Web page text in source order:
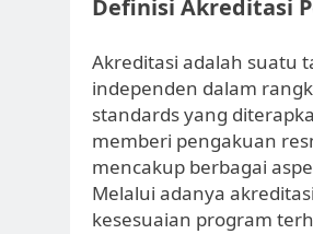
Definisi Akreditasi
Akreditasi adalah suatu
independen dalam
standards yang
memberi pengakuan
mencakup berbagai
Melalui adanya
kesesuaian program